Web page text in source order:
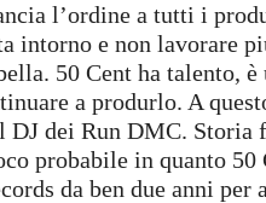
l’ordine a tutti i
intorno e non lavorare
50 Cent ha talento,
a produrlo. A
DJ dei Run DMC. Storia
probabile in quanto 50
da ben due anni per